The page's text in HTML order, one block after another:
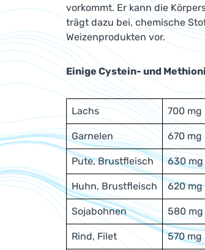
vorkommt. Er kann die
trägt dazu bei, chemische
Weizenprodukten vor.
Einige Cystein- und
Lachs 700 mg
Garnelen 670 mg
Pute, Brustfleisch 630 mg
Huhn, Brustfleisch 620 mg
Sojabohnen 580 mg
Rind, Filet 570 mg